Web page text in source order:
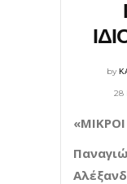
by
28